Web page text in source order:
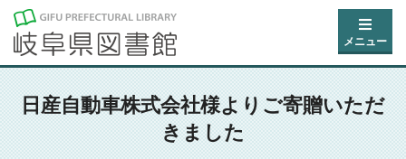
メニュー
日産自動車株式会社様よりご寄贈いただ
きました